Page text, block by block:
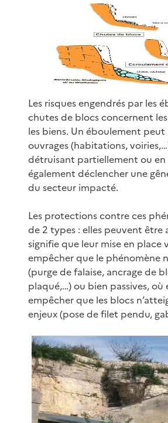
Les risques engendrés par les
chutes de blocs concernent
les biens. Un éboulement
ouvrages (habitations,
détruisant partiellement ou
également déclencher une
du secteur impacté.
Les protections contre ces
de 2 types : elles peuvent être
signifie que leur mise en place
empêcher que le phénomène
(purge de falaise, ancrage de
plaqué,…) ou bien passives, où
empêcher que les blocs
enjeux (pose de filet pendu,